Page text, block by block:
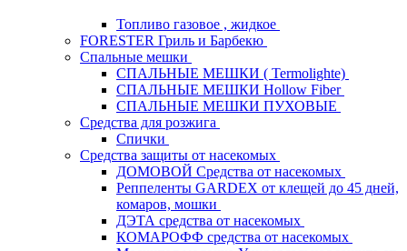
Топливо газовое , жидкое
FORESTER Гриль и Барбекю
Спальные мешки
СПАЛЬНЫЕ МЕШКИ ( Termolighte)
СПАЛЬНЫЕ МЕШКИ Hollow Fiber
СПАЛЬНЫЕ МЕШКИ ПУХОВЫЕ
Средства для розжига
Спички
Средства защиты от насекомых
ДОМОВОЙ Средства от насекомых
Реппеленты GARDEX от клещей до 45 дней,
комаров, мошки
ДЭТА средства от насекомых
КОМАРОФФ средства от насекомых